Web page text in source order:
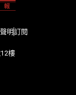
明訂閱
樓